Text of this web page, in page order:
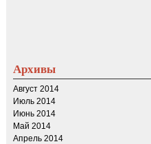
Архивы
Август 2014
Июль 2014
Июнь 2014
Май 2014
Апрель 2014